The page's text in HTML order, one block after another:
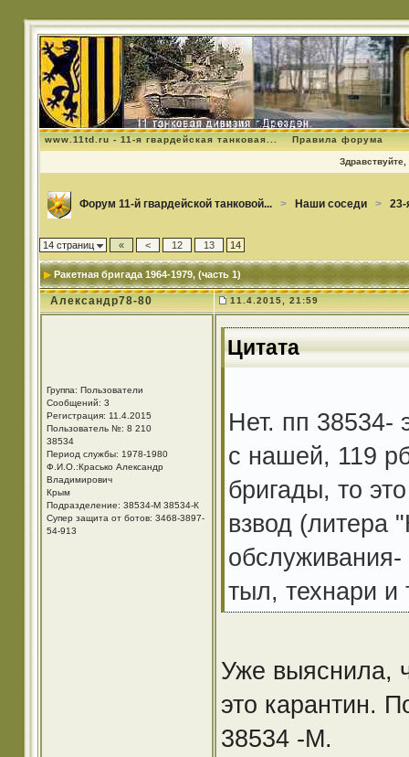
www.11td.ru - 11-я гвардейская танковая... Правила форума
Здравствуйте,
Форум 11-й гвардейской танковой... > Наши соседи > 23-
14 страниц « < 12 13 14
Ракетная бригада 1964-1979, (часть 1)
Александр78-80 11.4.2015, 21:59
Группа: Пользователи
Сообщений: 3
Регистрация: 11.4.2015
Пользователь №: 8 210
38534
Период службы: 1978-1980
Ф.И.О.:Красько Александр
Владимирович
Крым
Подразделение: 38534-М 38534-К
Супер защита от ботов: 3468-3897-
54-913
Цитата
Нет. пп 38534-
с нашей, 119
бригады, то
взвод (литера
тыл, технари и
Уже выяснила,
это карантин.
38534 -М.